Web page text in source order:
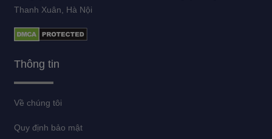
Thanh Xuân, Hà Nội
Thông tin
Về chúng tôi
Quy định bảo mật